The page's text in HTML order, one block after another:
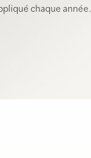
chaque année.